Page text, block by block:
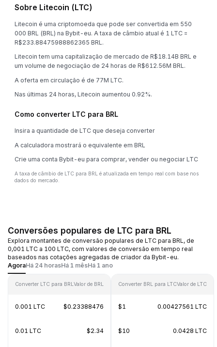
Sobre Litecoin (LTC)
Litecoin é uma criptomoeda que pode ser convertida em 550
000 BRL (BRL) na Bybit-eu. A taxa de câmbio atual é 1 LTC =
R$233.88475988862365 BRL.
Litecoin tem uma capitalização de mercado de R$18.14B BRL e
um volume de negociação de 24 horas de R$612.56M BRL.
A oferta em circulação é de 77M LTC.
Nas últimas 24 horas, Litecoin aumentou 0.92%.
Como converter LTC para BRL
Insira a quantidade de LTC que deseja converter
A calculadora mostrará o equivalente em BRL
Crie uma conta Bybit-eu para comprar, vender ou negociar LTC
A taxa de câmbio de LTC para BRL é atualizada em tempo real com base nos
dados do mercado.
Conversões populares de LTC para BRL
Explora montantes de conversão populares de LTC para BRL, de
0,001 LTC a 100 LTC, com valores de conversão em tempo real
baseados nas cotações agregadas de criador da Bybit-eu.
AgoraHá 24 horasHá 1 mêsHá 1 ano
Converter LTC para BRLValor de BRL
0.001 LTC $0.23388476
0.01 LTC $2.34
Converter BRL para LTCValor de LTC
$1 0.00427561 LTC
$10 0.0428 LTC